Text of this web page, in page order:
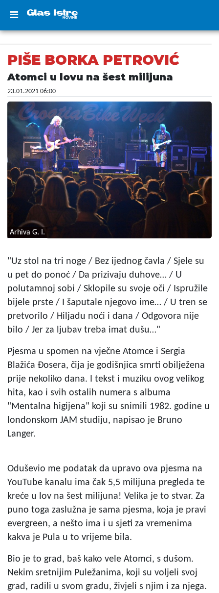
PIŠE BORKA PETROVIĆ
Atomci u lovu na šest milijuna
23.01.2021 06:00
Arhiva G. I.
"Uz stol na tri noge / Bez ijednog čavla / Sjele su
u pet do ponoć / Da prizivaju duhove… / U
polutamnoj sobi / Sklopile su svoje oči / Ispružile
bijele prste / I šaputale njegovo ime… / U tren se
pretvorilo / Hiljadu noći i dana / Odgovora nije
bilo / Jer za ljubav treba imat dušu…"
Pjesma u spomen na vječne Atomce i Sergia
Blažića Đosera, čija je godišnjica smrti obilježena
prije nekoliko dana. I tekst i muziku ovog velikog
hita, kao i svih ostalih numera s albuma
"Mentalna higijena" koji su snimili 1982. godine u
londonskom JAM studiju, napisao je Bruno
Langer.
Oduševio me podatak da upravo ova pjesma na
YouTube kanalu ima čak 5,5 milijuna pregleda te
kreće u lov na šest milijuna! Velika je to stvar. Za
puno toga zaslužna je sama pjesma, koja je pravi
evergreen, a nešto ima i u sjeti za vremenima
kakva je Pula u to vrijeme bila.
Bio je to grad, baš kako vele Atomci, s dušom.
Nekim sretnijim Puležanima, koji su voljeli svoj
grad, radili u svom gradu, živjeli s njim i za njega.